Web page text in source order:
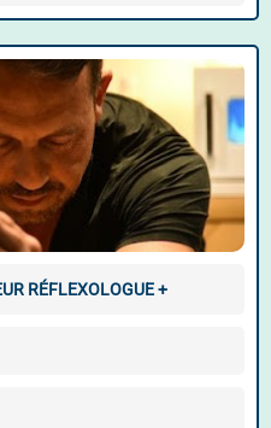
RÉFLEXOLOGUE +